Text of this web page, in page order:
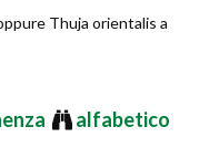
Thuja orientalis a
alfabetico